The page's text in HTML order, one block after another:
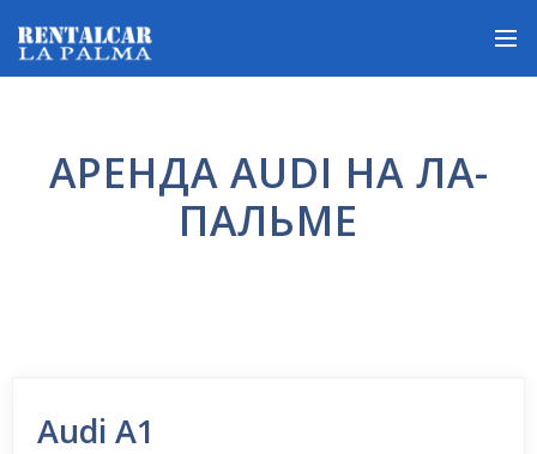
АРЕНДА AUDI НА ЛА-
ПАЛЬМЕ
Audi A1